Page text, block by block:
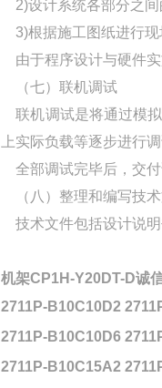
2)设计系统各部分之间
3)根据施工图纸进行现
由于程序设计与硬件
（七）联机调试
联机调试是将通过模
上实际负载等逐步进行
全部调试完毕后，交
（八）整理和编写技
技术文件包括设计说明
机架CP1H-Y20DT-D诚
2711P-B10C10D2
2711P-B10C10D6
2711P-B10C15A2